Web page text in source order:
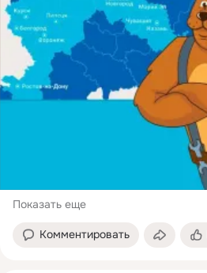
Показать еще
Комментировать